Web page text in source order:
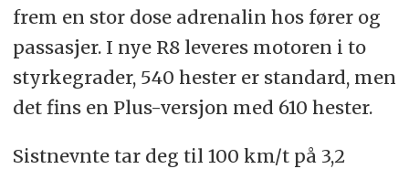
frem en stor dose adrenalin hos fører og
passasjer. I nye R8 leveres motoren i to
styrkegrader, 540 hester er standard, men
det fins en Plus-versjon med 610 hester.
Sistnevnte tar deg til 100 km/t på 3,2